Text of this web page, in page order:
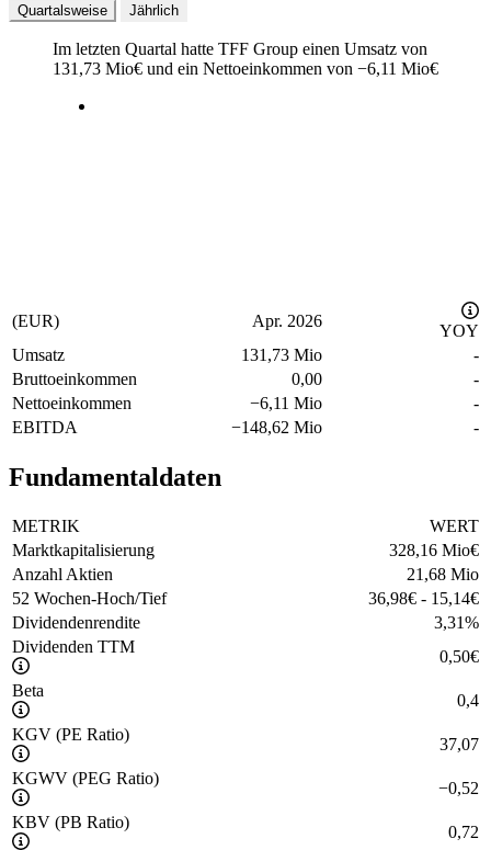
Quartalsweise Jährlich
Im letzten Quartal hatte TFF Group einen Umsatz von
131,73 Mio€ und ein Nettoeinkommen von −6,11 Mio€
(EUR) Apr. 2026
YOY
Umsatz
131,73 Mio
-
Bruttoeinkommen
0,00
-
Nettoeinkommen
−6,11 Mio
-
EBITDA
−148,62 Mio -
Fundamentaldaten
METRIK
WERT
Marktkapitalisierung
328,16 Mio€
Anzahl Aktien
21,68 Mio
52 Wochen-Hoch/Tief
36,98€ - 15,14€
Dividendenrendite
3,31%
Dividenden TTM
0,50€
Beta
0,4
KGV (PE Ratio)
37,07
KGWV (PEG Ratio)
−0,52
KBV (PB Ratio)
0,72